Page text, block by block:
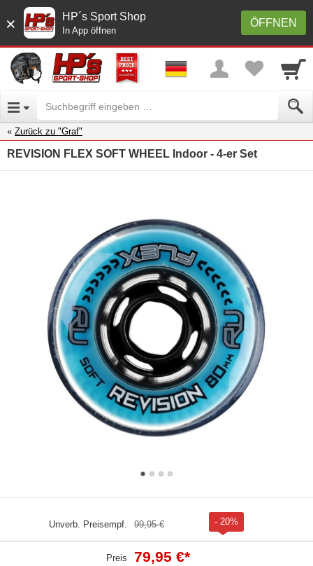
× ÖFFNEN
HP´s Sport Shop
In App öffnen
Zurück zu "Graf"
REVISION FLEX SOFT WHEEL Indoor - 4-er Set
Unverb. Preisempf. 99,95 € - 20%
Preis 79,95 €*